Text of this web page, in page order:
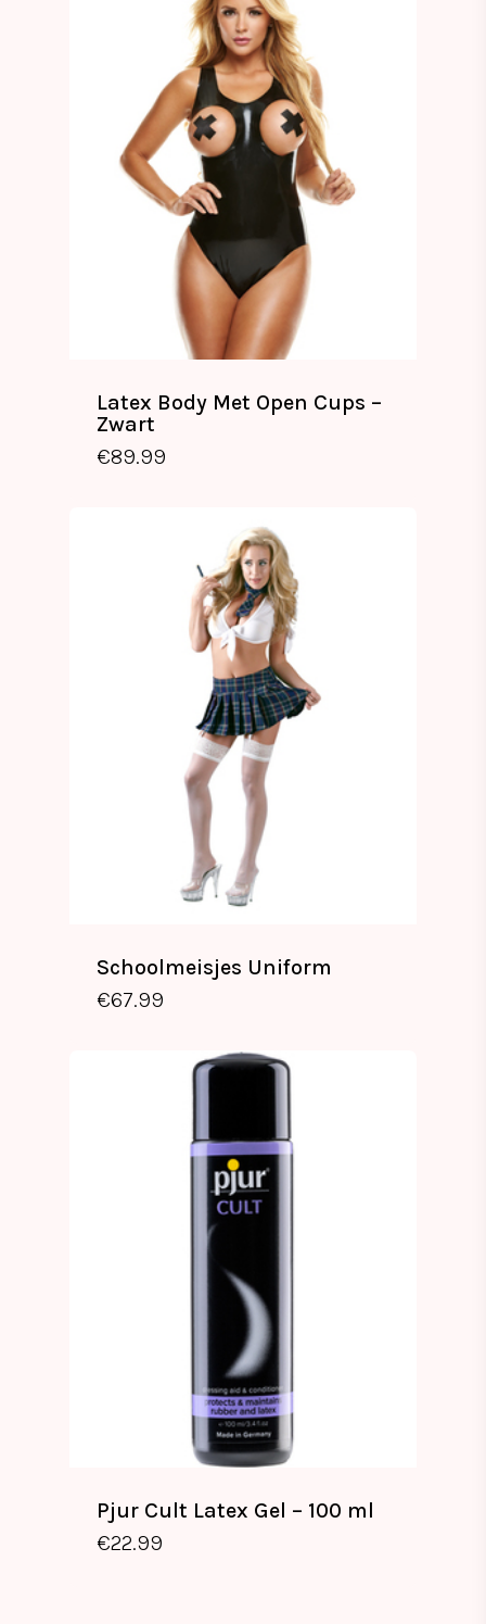
Latex Body Met Open Cups –
Zwart
€89.99
Schoolmeisjes Uniform
€67.99
Pjur Cult Latex Gel – 100 ml
€22.99
€22.99